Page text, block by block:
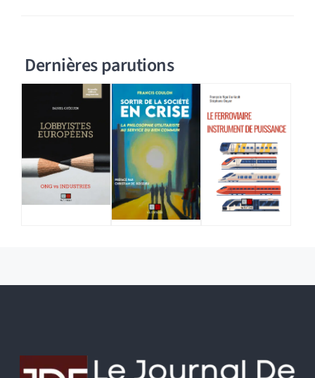
Dernières parutions